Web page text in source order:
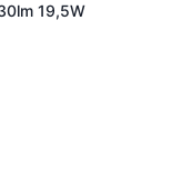
19,5W